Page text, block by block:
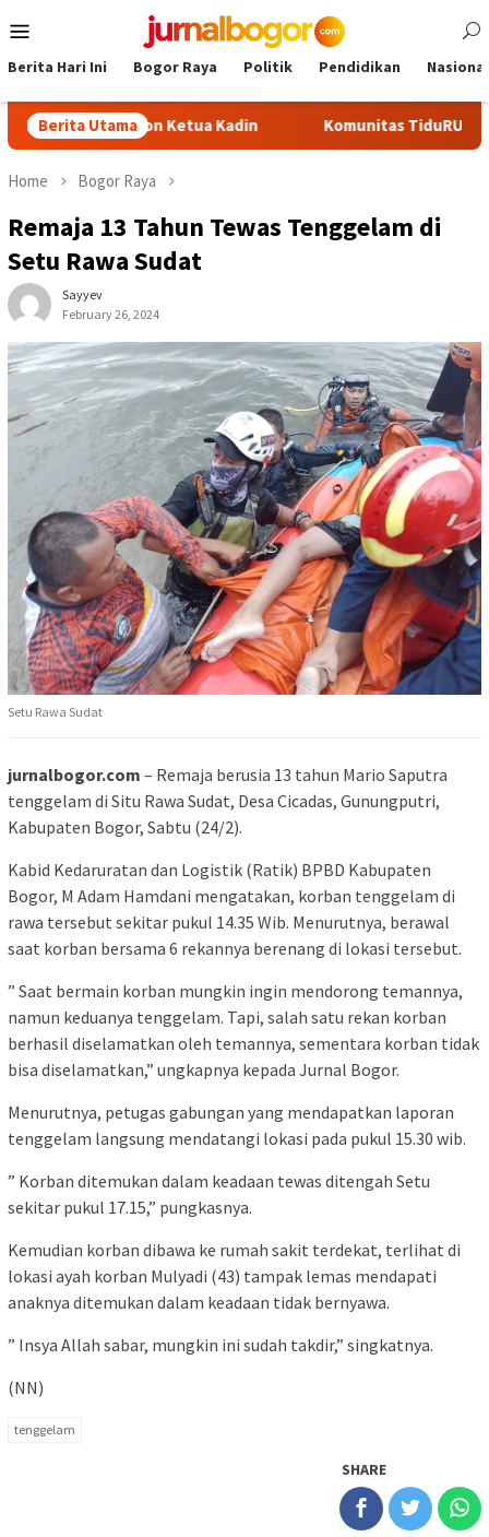
to
Menu
Berita Hari Ini Bogor Raya Politik Pendidikan Nasional
Berita Utama
Calon Ketua Kadin Komunitas TiduRUN Jajal Jalur
Home Bogor Raya
Remaja 13 Tahun Tewas Tenggelam di
Setu Rawa Sudat
Sayyev
February 26, 2024
Setu Rawa Sudat
jurnalbogor.com – Remaja berusia 13 tahun Mario Saputra
tenggelam di Situ Rawa Sudat, Desa Cicadas, Gunungputri,
Kabupaten Bogor, Sabtu (24/2).
Kabid Kedaruratan dan Logistik (Ratik) BPBD Kabupaten
Bogor, M Adam Hamdani mengatakan, korban tenggelam di
rawa tersebut sekitar pukul 14.35 Wib. Menurutnya, berawal
saat korban bersama 6 rekannya berenang di lokasi tersebut.
” Saat bermain korban mungkin ingin mendorong temannya,
namun keduanya tenggelam. Tapi, salah satu rekan korban
berhasil diselamatkan oleh temannya, sementara korban tidak
bisa diselamatkan,” ungkapnya kepada Jurnal Bogor.
Menurutnya, petugas gabungan yang mendapatkan laporan
tenggelam langsung mendatangi lokasi pada pukul 15.30 wib.
” Korban ditemukan dalam keadaan tewas ditengah Setu
sekitar pukul 17.15,” pungkasnya.
Kemudian korban dibawa ke rumah sakit terdekat, terlihat di
lokasi ayah korban Mulyadi (43) tampak lemas mendapati
anaknya ditemukan dalam keadaan tidak bernyawa.
” Insya Allah sabar, mungkin ini sudah takdir,” singkatnya.
(NN)
tenggelam
SHARE